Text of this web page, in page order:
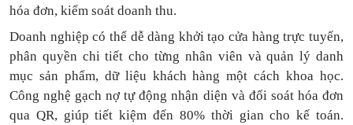
hóa đơn, kiểm soát doanh thu.
Doanh nghiệp có thể dễ dàng khởi tạo cửa hàng trực tuyến,
phân quyền chi tiết cho từng nhân viên và quản lý danh
mục sản phẩm, dữ liệu khách hàng một cách khoa học.
Công nghệ gạch nợ tự động nhận diện và đối soát hóa đơn
qua QR, giúp tiết kiệm đến 80% thời gian cho kế toán.